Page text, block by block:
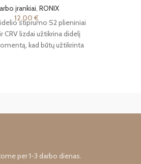
įrankiai, RONIX
12,00 €
stiprumo S2 plieniniai
CRV lizdai užtikrina didelį
kad būtų užtikrinta
per 1-3 darbo dienas.